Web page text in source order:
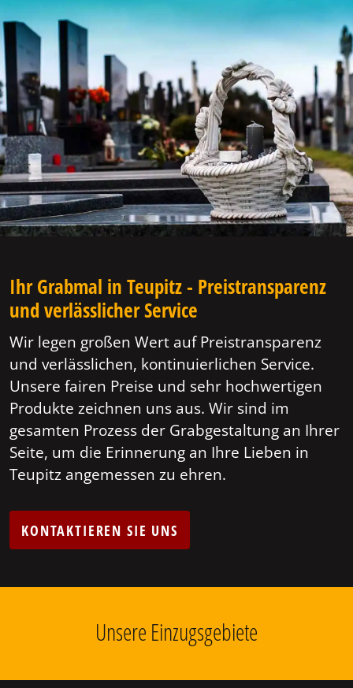
Ihr Grabmal in Teupitz - Preistransparenz
und verlässlicher Service
Wir legen großen Wert auf Preistransparenz
und verlässlichen, kontinuierlichen Service.
Unsere fairen Preise und sehr hochwertigen
Produkte zeichnen uns aus. Wir sind im
gesamten Prozess der Grabgestaltung an Ihrer
Seite, um die Erinnerung an Ihre Lieben in
Teupitz angemessen zu ehren.
KONTAKTIEREN SIE UNS
Unsere Einzugsgebiete